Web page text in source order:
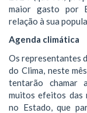
maior gasto por
relação à sua
Agenda climática
Os representantes
do Clima, neste
tentarão chamar
muitos efeitos das
no Estado, que